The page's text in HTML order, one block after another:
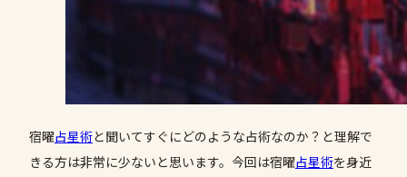
宿曜占星術と聞いてすぐにどのような占術なのか？と理解で
きる方は非常に少ないと思います。今回は宿曜占星術を身近